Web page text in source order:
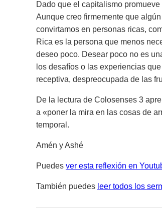
Dado que el capitalismo
Aunque creo firmemente que
convirtamos en personas ricas,
Rica es la persona que menos
deseo poco. Desear poco no es
los desafíos o las experiencias
receptiva, despreocupada de las
De la lectura de Colosenses 3
a «poner la mira en las cosas de
temporal.
Amén y Ashé
Puedes ver esta reflexión en
También puedes leer todos los